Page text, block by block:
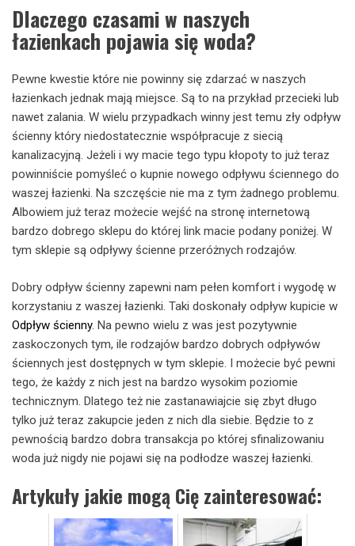
Dlaczego czasami w naszych
łazienkach pojawia się woda?
Pewne kwestie które nie powinny się zdarzać w naszych
łazienkach jednak mają miejsce. Są to na przykład przecieki lub
nawet zalania. W wielu przypadkach winny jest temu zły odpływ
ścienny który niedostatecznie współpracuje z siecią
kanalizacyjną. Jeżeli i wy macie tego typu kłopoty to już teraz
powinniście pomyśleć o kupnie nowego odpływu ściennego do
waszej łazienki. Na szczęście nie ma z tym żadnego problemu.
Albowiem już teraz możecie wejść na stronę internetową
bardzo dobrego sklepu do której link macie podany poniżej. W
tym sklepie są odpływy ścienne przeróżnych rodzajów.
Dobry odpływ ścienny zapewni nam pełen komfort i wygodę w
korzystaniu z waszej łazienki. Taki doskonały odpływ kupicie w
Odpływ ścienny. Na pewno wielu z was jest pozytywnie
zaskoczonych tym, ile rodzajów bardzo dobrych odpływów
ściennych jest dostępnych w tym sklepie. I możecie być pewni
tego, że każdy z nich jest na bardzo wysokim poziomie
technicznym. Dlatego też nie zastanawiajcie się zbyt długo
tylko już teraz zakupcie jeden z nich dla siebie. Będzie to z
pewnością bardzo dobra transakcja po której sfinalizowaniu
woda już nigdy nie pojawi się na podłodze waszej łazienki.
Artykuły jakie mogą Cię zainteresować: